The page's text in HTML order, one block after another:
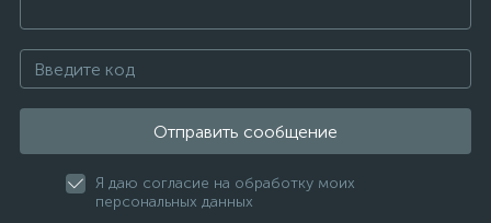
Отправить сообщение
Я даю согласие на обработку моих
персональных данных